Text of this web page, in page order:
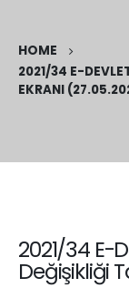
HOME
2021/34 E-
EKRANI
2021/34 E-
Değişikliği